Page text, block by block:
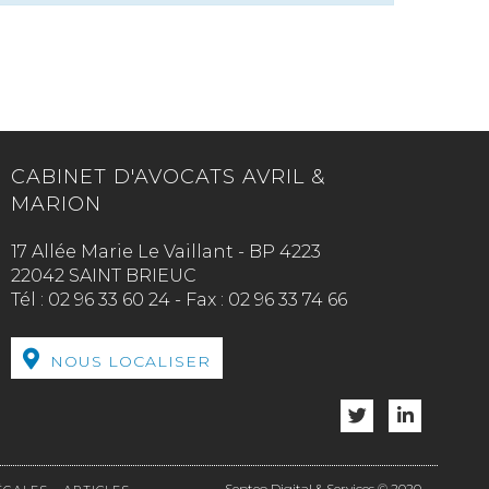
CABINET D'AVOCATS AVRIL &
MARION
17 Allée Marie Le Vaillant - BP 4223
22042 SAINT BRIEUC
Tél : 02 96 33 60 24 - Fax : 02 96 33 74 66
NOUS LOCALISER